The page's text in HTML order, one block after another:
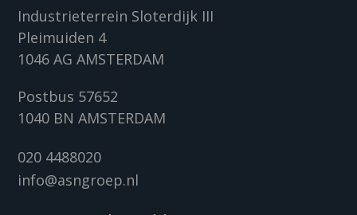
Industrieterrein Sloterdijk III
Pleimuiden 4
1046 AG AMSTERDAM
Postbus 57652
1040 BN AMSTERDAM
020 4488020
info@asngroep.nl